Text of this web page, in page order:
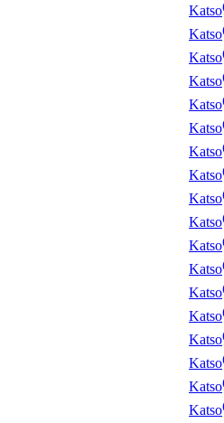
Katso
Katso
Katso
Katso
Katso
Katso
Katso
Katso
Katso
Katso
Katso
Katso
Katso
Katso
Katso
Katso
Katso
Katso